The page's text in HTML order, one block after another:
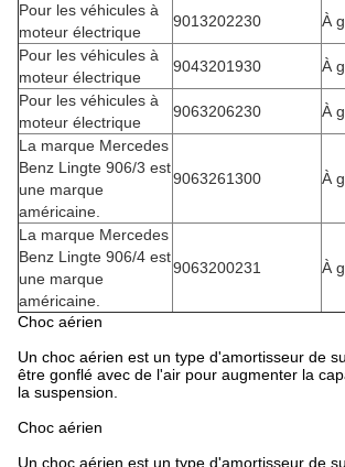
Pour les véhicules à
moteur électrique
9013202230
À
Pour les véhicules à
moteur électrique
9043201930
À
Pour les véhicules à
moteur électrique
9063206230
À
La marque Mercedes
Benz Lingte 906/3 est
une marque
américaine.
9063261300 À
La marque Mercedes
Benz Lingte 906/4 est
une marque
américaine.
9063200231 À
Choc aérien
Un choc aérien est un type d'amortisseur de
être gonflé avec de l'air pour augmenter la
la suspension.
Choc aérien
Un choc aérien est un type d'amortisseur de